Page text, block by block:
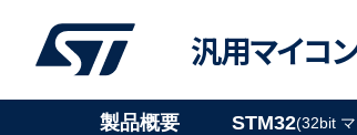
汎用マイコ
製品概要 STM32(32bit